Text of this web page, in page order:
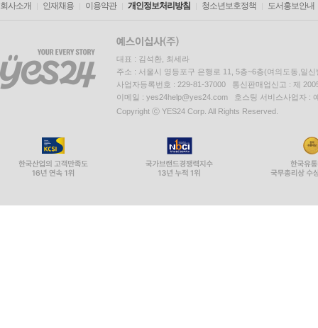
회사소개 인재채용 이용약관 개인정보처리방침 청소년보호정책 도서홍보안내
대표 : 김석환, 최세라
주소 : 서울시 영등포구 은행로 11, 5층~6층(여의도동,일신
사업자등록번호 : 229-81-37000 통신판매업신고 : 제
이메일 : yes24help@yes24.com 호스팅 서비스사업자 :
Copyright ⓒ YES24 Corp. All Rights Reserved.